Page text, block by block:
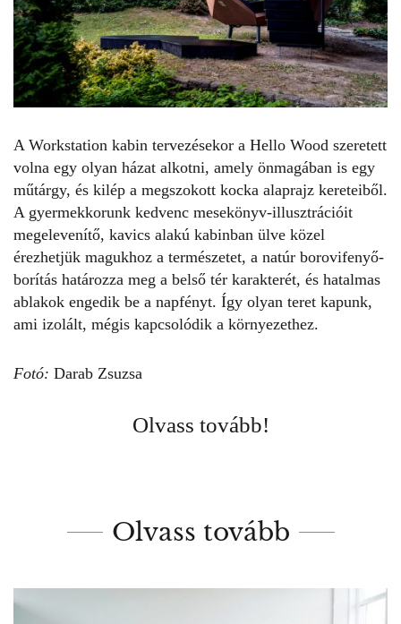
A Workstation kabin tervezésekor a Hello Wood szeretett
volna egy olyan házat alkotni, amely önmagában is egy
műtárgy, és kilép a megszokott kocka alaprajz kereteiből.
A gyermekkorunk kedvenc mesekönyv-illusztrációit
megelevenítő, kavics alakú kabinban ülve közel
érezhetjük magukhoz a természetet, a natúr borovifenyő-
borítás határozza meg a belső tér karakterét, és hatalmas
ablakok engedik be a napfényt. Így olyan teret kapunk,
ami izolált, mégis kapcsolódik a környezethez.
Fotó: Darab Zsuzsa
Olvass tovább!
Olvass tovább